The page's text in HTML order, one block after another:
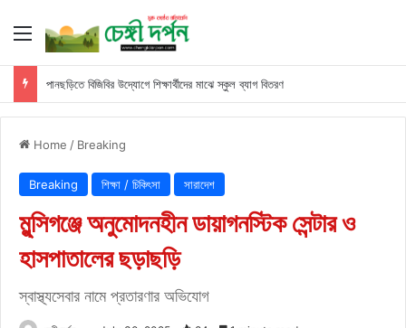
Menu
পানছড়িতে বিজিবির উদ্যোগে শিক্ষার্থীদের মাঝে স্কুল ব্যাগ বিতরণ
Home / Breaking
Breaking শিক্ষা / চিকিৎসা সারাদেশ
মুন্সিগঞ্জে অনুমোদনহীন ডায়াগনস্টিক সেন্টার ও
হাসপাতালের ছড়াছড়ি
স্বাস্থ্যসেবার নামে প্রতারণার অভিযোগ